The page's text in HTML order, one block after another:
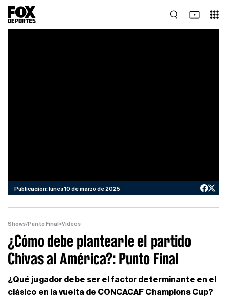
Publicación: lunes 10 de marzo de 2025
Shows/Punto Final >Videos
¿Cómo debe plantearle el partido
Chivas al América?: Punto Final
¿Qué jugador debe ser el factor determinante en el
clásico en la vuelta de CONCACAF Champions Cup?